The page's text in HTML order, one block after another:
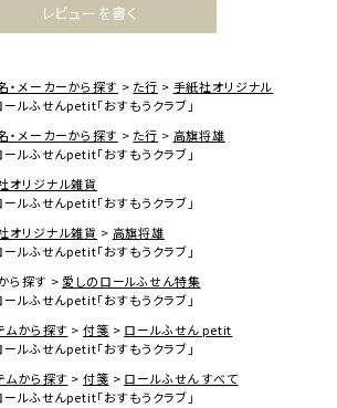
レビューを書く
・メーカーから探す た行
手紙社オリジナル
ルふせんpetit「おすもうクラブ」
・メーカーから探す た行
高旗将雄
ルふせんpetit「おすもうクラブ」
オリジナル雑貨
ルふせんpetit「おすもうクラブ」
オリジナル雑貨
高旗将雄
ルふせんpetit「おすもうクラブ」
ら探す
愛しのロールふせん特集
ルふせんpetit「おすもうクラブ」
ムから探す 付箋
ロールふせん petit
ルふせんpetit「おすもうクラブ」
ムから探す 付箋
ロールふせん すべて
ルふせんpetit「おすもうクラブ」